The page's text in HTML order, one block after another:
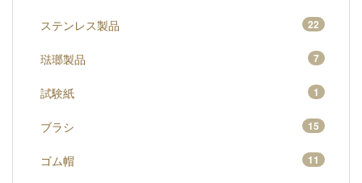
ステンレス製品 22
琺瑯製品 7
試験紙 1
ブラシ 15
ゴム帽 11